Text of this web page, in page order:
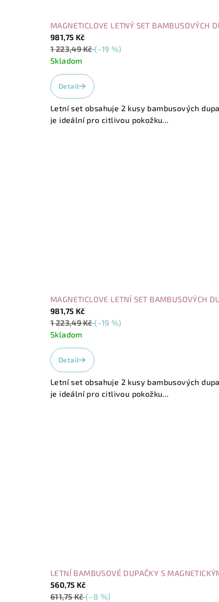
MAGNETICLOVE LETNÝ SET BAMBUSOVÝCH
981,75 Kč
1 223,49 Kč (–19 %)
Skladom
Průměrné
hodnocení
produktu
je
5,0
Detail
Letní set obsahuje 2 kusy bambusových
je ideální pro citlivou pokožku...
MAGNETICLOVE LETNÍ SET BAMBUSOVÝCH
981,75 Kč
1 223,49 Kč (–19 %)
Skladom
Detail
Letní set obsahuje 2 kusy bambusových
je ideální pro citlivou pokožku...
LETNÍ BAMBUSOVÉ DUPAČKY S
560,75 Kč
611,75 Kč (–8 %)